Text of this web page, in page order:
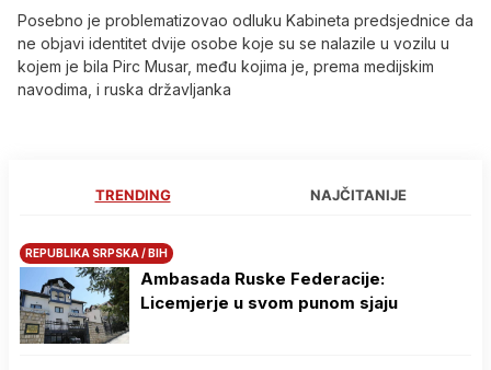
Posebno je problematizovao odluku Kabineta predsjednice da
ne objavi identitet dvije osobe koje su se nalazile u vozilu u
kojem je bila Pirc Musar, među kojima je, prema medijskim
navodima, i ruska državljanka
TRENDING NAJČITANIJE
REPUBLIKA SRPSKA / BIH
Ambasada Ruske Federacije:
Licemjerje u svom punom sjaju